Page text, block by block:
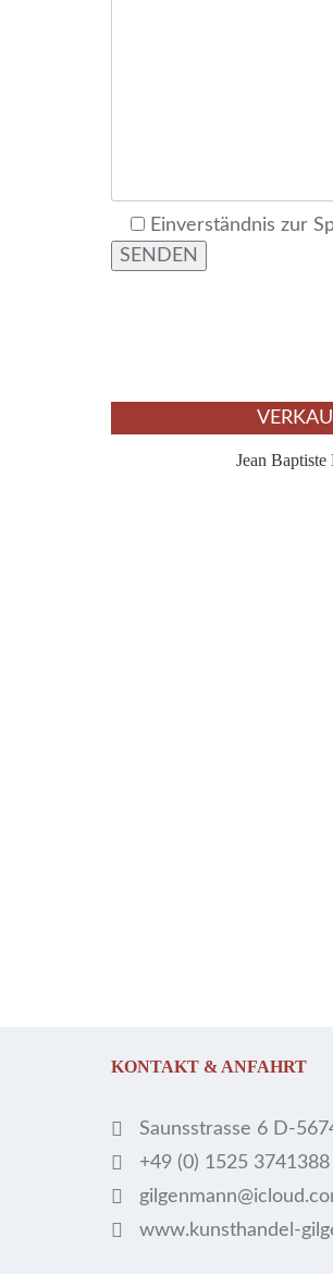
Einverständnis zur
Jean
KONTAKT & ANFAHRT
Saunsstrasse 6 D-
+49 (0) 1525 3741388
www.kunsthandel-